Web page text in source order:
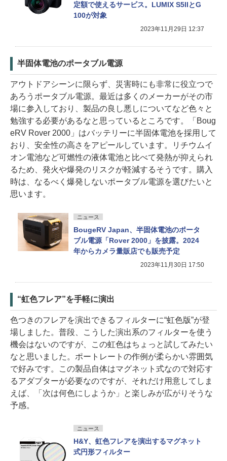
定額で使えるサービス。LUMIX S5IIとG
100が対象
2023年11月29日 12:37
半固体電池のポータブル電源
アウトドアシーンに限らず、災害時にも非常に役立つで
あろうポータブル電源。最近は多くのメーカーがその市
場に参入しており、製品の良し悪しについてなど色々と
勉強する必要があるなと思っているところです。「Boug
eRV Rover 2000」はバッテリーに半固体電池を採用して
おり、安全性の高さをアピールしています。リチウムイ
オン電池など可燃性の液体電池と比べて発熱が抑えられ
るため、発火や爆発のリスクが軽減するそうです。購入
時は、なるべく爆発しないポータブル電源を選びたいと
思います。
ニュース
BougeRV Japan、半固体電池のポータ
ブル電源「Rover 2000」を披露。2024
年からカメラ量販店でも販売予定
2023年11月30日 17:50
“虹色フレア”を手軽に演出
色つきのフレアを演出できるフィルターに“虹色版”が登
場しました。普段、こうした演出系のフィルターを使う
機会はないのですが、この虹色はちょっと試してみたい
なと思いました。ポートレートの作例が柔らかい雰囲気
で好みです。この製品自体はマグネット式なので対応す
るアダプターが必要なのですが、それだけ用意してしま
えば、「次は何色にしようか」と楽しみが広がりそうな
予感。
ニュース
H&Y、虹色フレアを演出するマグネット
式円形フィルター